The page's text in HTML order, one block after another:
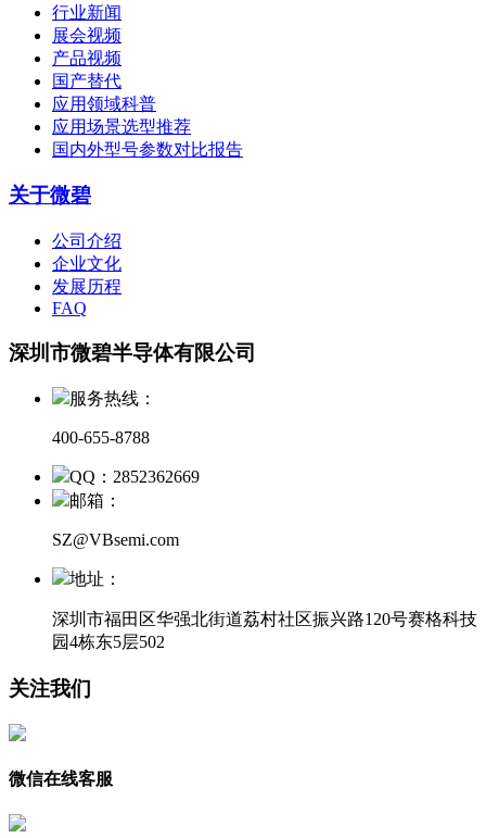
行业新闻
展会视频
产品视频
国产替代
应用领域科普
应用场景选型推荐
国内外型号参数对比报告
关于微碧
公司介绍
企业文化
发展历程
FAQ
深圳市微碧半导体有限公司
服务热线：
400-655-8788
QQ：2852362669
邮箱：
SZ@VBsemi.com
地址：
深圳市福田区华强北街道荔村社区振兴路120号赛格科技
园4栋东5层502
关注我们
微信在线客服